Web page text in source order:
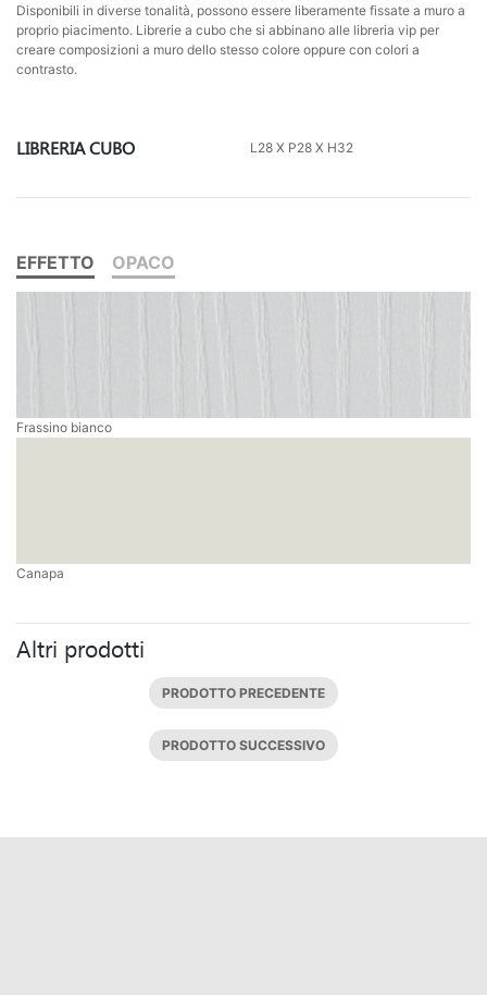
Disponibili in diverse tonalità, possono essere liberamente fissate a muro a
proprio piacimento. Librerie a cubo che si abbinano alle libreria vip per
creare composizioni a muro dello stesso colore oppure con colori a
contrasto.
LIBRERIA CUBO L28 X P28 X H32
EFFETTO OPACO
Frassino bianco
Canapa
Altri prodotti
PRODOTTO PRECEDENTE
PRODOTTO SUCCESSIVO